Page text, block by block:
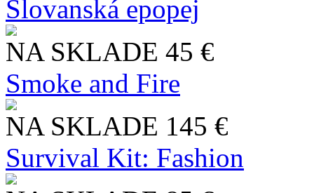
Slo​vanská epopej
NA SKLADE 45 €
Smoke and Fire
NA SKLADE 145 €
Survival Kit: Fashion